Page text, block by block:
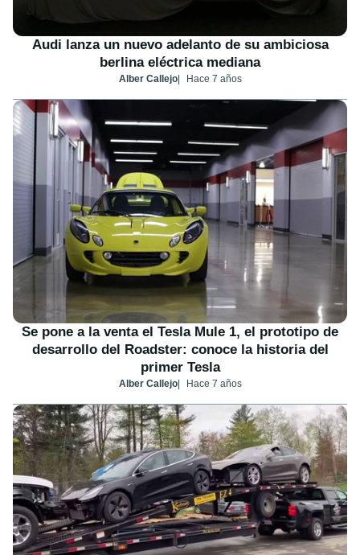
Audi lanza un nuevo adelanto de su ambiciosa
berlina eléctrica mediana
Alber Callejo Hace 7 años
Se pone a la venta el Tesla Mule 1, el prototipo de
desarrollo del Roadster: conoce la historia del
primer Tesla
Alber Callejo Hace 7 años